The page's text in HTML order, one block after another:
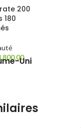
200
180
Uni